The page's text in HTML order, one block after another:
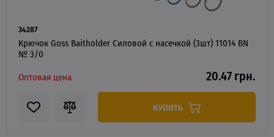
34287
Крючок Goss Baitholder Силовой с насечкой (3шт) 11014 BN
№ 3/0
Оптовая цена
20.47 грн.
КУПИТЬ